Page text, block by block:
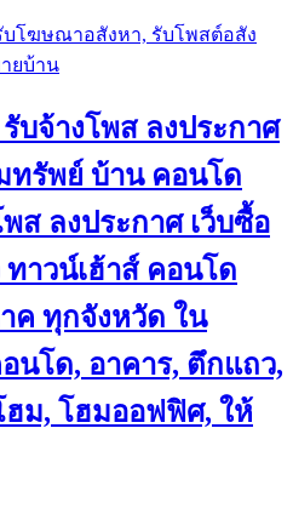
บโฆษณาอสังหา, รับโพสต์อสัง
ยบ้าน
บจ้างโพส ลงประกาศ
ทรัพย์ บ้าน คอนโด
ส ลงประกาศ เว็บซื้อ
าวน์เฮ้าส์ คอนโด
ค ทุกจังหวัด ใน
นโด, อาคาร, ตึกแถว,
ม, โฮมออฟฟิศ, ให้